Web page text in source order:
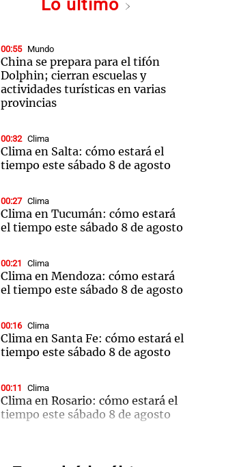
Lo último
00:55 Mundo
China se prepara para el tifón
Dolphin; cierran escuelas y
actividades turísticas en varias
provincias
00:32 Clima
Clima en Salta: cómo estará el
tiempo este sábado 8 de agosto
00:27 Clima
Clima en Tucumán: cómo estará
el tiempo este sábado 8 de agosto
00:21 Clima
Clima en Mendoza: cómo estará
el tiempo este sábado 8 de agosto
00:16 Clima
Clima en Santa Fe: cómo estará el
tiempo este sábado 8 de agosto
00:11 Clima
Clima en Rosario: cómo estará el
tiempo este sábado 8 de agosto
Independiente Rivadavia venció
Audio.El
Ensamble
Cadena 3 en Groenlandia